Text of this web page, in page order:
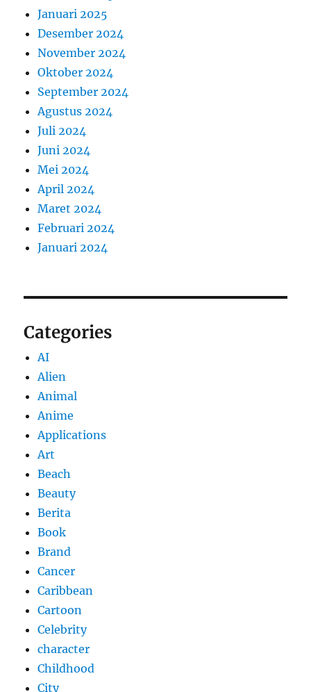
Januari 2025
Desember 2024
November 2024
Oktober 2024
September 2024
Agustus 2024
Juli 2024
Juni 2024
Mei 2024
April 2024
Maret 2024
Februari 2024
Januari 2024
Categories
AI
Alien
Animal
Anime
Applications
Art
Beach
Beauty
Berita
Book
Brand
Cancer
Caribbean
Cartoon
Celebrity
character
Childhood
City